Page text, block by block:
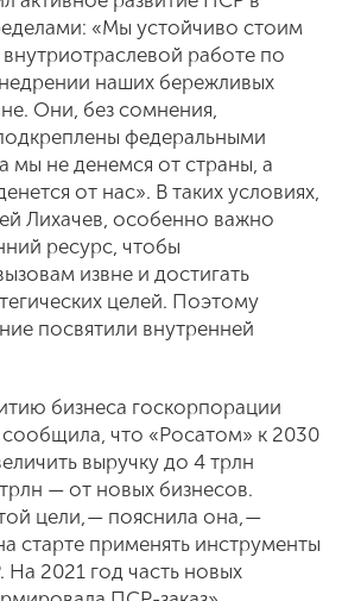
«Мы устойчиво стоим
работе по
наших бережливых
Они, без сомнения,
федеральными
мы не денемся от страны, а
от нас». В таких условиях,
Лихачев, особенно важно
ресурс, чтобы
извне и достигать
целей. Поэтому
посвятили внутренней
бизнеса госкорпорации
сообщила, что «Росатом» к 2030
выручку до 4 трлн
— от новых бизнесов.
цели, — пояснила она, —
старте применять инструменты
2021 год часть новых